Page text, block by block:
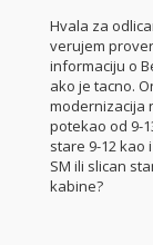
Hvala za
verujem
informaciju o
ako je tacno.
modernizacija
potekao od 9-
stare 9-12 kao
SM ili slican
kabine?